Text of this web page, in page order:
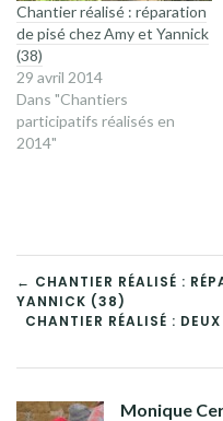
Chantier réalisé : réparation
de pisé chez Amy et Yannick
(38)
29 avril 2014
Dans "Chantiers
participatifs réalisés en
2014"
DE
L’ARTICLE
← CHANTIER RÉALISÉ :
YANNICK (38)
CHANTIER RÉALISÉ :
Monique